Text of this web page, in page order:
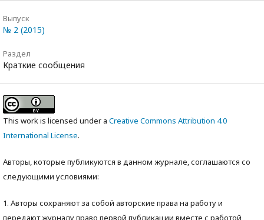
Выпуск
№ 2 (2015)
Раздел
Краткие сообщения
This work is licensed under a Creative Commons Attribution 4.0
International License.
Авторы, которые публикуются в данном журнале, соглашаются со
следующими условиями:
1. Авторы сохраняют за собой авторские права на работу и
передают журналу право первой публикации вместе с работой,